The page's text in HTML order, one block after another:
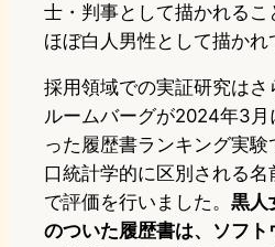
士・判事として描かれるこ
ほぼ白人男性として描かれ
採用領域での実証研究は
ルームバーグが2024年3月
った履歴書ランキング実
口統計学的に区別される
で評価を行いました。 黒人
のついた履歴書は、ソフ